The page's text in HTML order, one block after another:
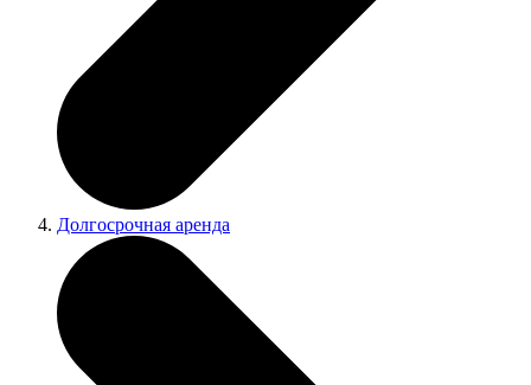
Долгосрочная аренда